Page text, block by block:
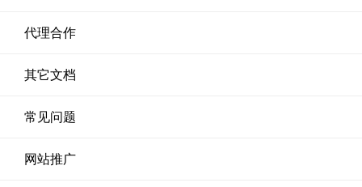
代理合作
其它文档
常见问题
网站推广